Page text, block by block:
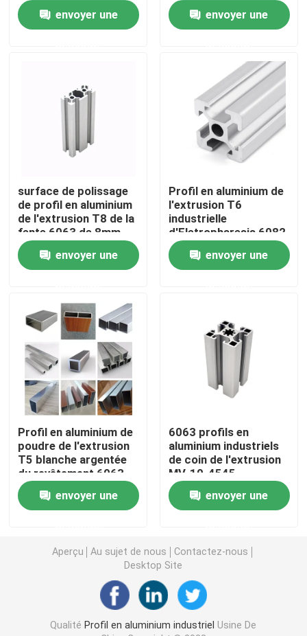
Contacts
Profil en aluminium industriel
Profil en aluminium d'extrusion
V profil en aluminium de fente
Profil en aluminium de anodisation
profil d'aluminium de commande numérique par
Accessoires en aluminium de profil
feuille de l'aluminium 6061
barre en aluminium expulsée
Tube en aluminium d'extrusion
envoyer une
envoyer une
surface de polissage
de profil en aluminium
de l'extrusion T8 de la
fente 6063 de 8mm
envoyer une
Profil en aluminium de
l'extrusion T6
industrielle
d'Eletropharesis 6082
envoyer une
Profil en aluminium de
poudre de l'extrusion
T5 blanche argentée
du revêtement 6063
envoyer une
6063 profils en
aluminium industriels
de coin de l'extrusion
MV-10-4545
envoyer une
Aperçu Au sujet de nous
Contactez-nous
Desktop Site
Qualité Profil en aluminium industriel Usine De